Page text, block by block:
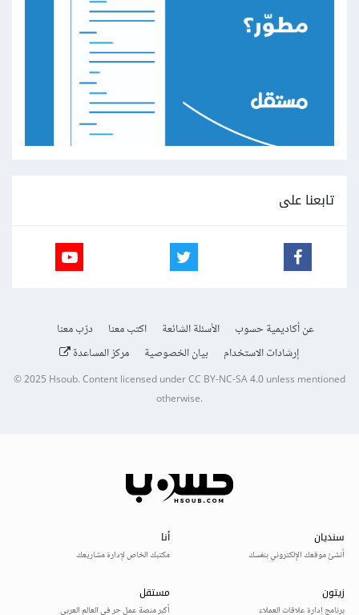
تابعنا على
عن أكاديمية حسوب الأسئلة الشائعة اكتب معنا
درّب معنا
إرشادات الاستخدام
بيان الخصوصية مركز المساعدة
© 2025Hsoub.Content licensed underCC BY-NC-SA 4.0unless mentioned
otherwise.